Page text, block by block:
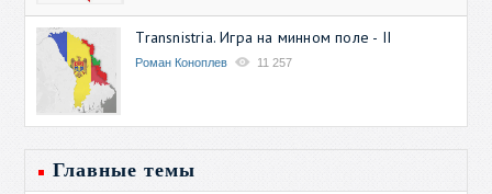
Transnistria. Игра на минном поле - II
Роман Коноплев 11 257
Главные темы